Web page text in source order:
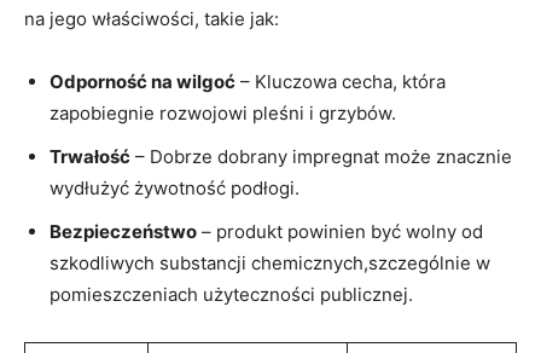
na jego właściwości, takie jak:
Odporność ‌na wilgoć – Kluczowa⁤ cecha, która
zapobiegnie rozwojowi⁢ pleśni i grzybów.
Trwałość – Dobrze dobrany impregnat może znacznie
wydłużyć żywotność​ podłogi.
Bezpieczeństwo ‌– produkt‌ powinien być wolny od
szkodliwych‍ substancji chemicznych,szczególnie w
pomieszczeniach użyteczności‍ publicznej.